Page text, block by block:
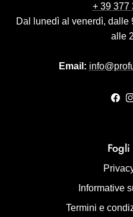
+ 39 377
Dal lunedì al venerdì, dalle
alle
Email:
Informative
Termini e